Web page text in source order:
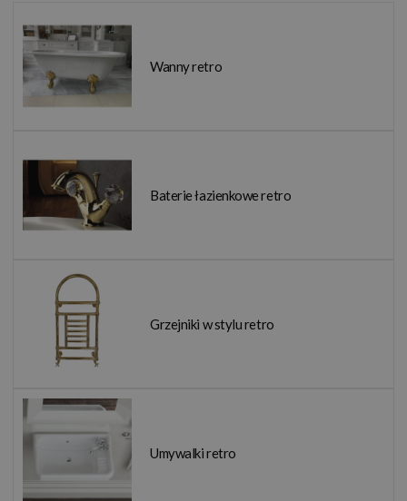
Wanny retro
Baterie łazienkowe retro
Grzejniki w stylu retro
Umywalki retro